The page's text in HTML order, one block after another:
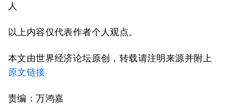
人
以上内容仅代表作者个人观点。
本文由世界经济论坛原创，转载请注明来源并附上
原文链接
责编：万鸿嘉